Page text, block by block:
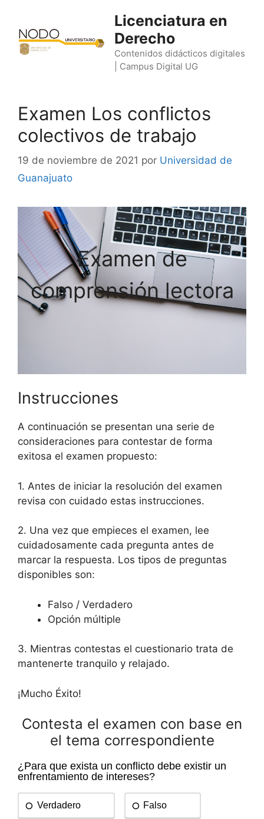
contenido
Licenciatura en
Derecho
Contenidos didácticos digitales
| Campus Digital UG
Examen Los conflictos
colectivos de trabajo
19 de noviembre de 2021 por Universidad de
Guanajuato
Examen de
comprensión lectora
Instrucciones
A continuación se presentan una serie de
consideraciones para contestar de forma
exitosa el examen propuesto:
1. Antes de iniciar la resolución del examen
revisa con cuidado estas instrucciones.
2. Una vez que empieces el examen, lee
cuidadosamente cada pregunta antes de
marcar la respuesta. Los tipos de preguntas
disponibles son:
Falso / Verdadero
Opción múltiple
3. Mientras contestas el cuestionario trata de
mantenerte tranquilo y relajado.
¡Mucho Éxito!
Contesta el examen con base en
el tema correspondiente